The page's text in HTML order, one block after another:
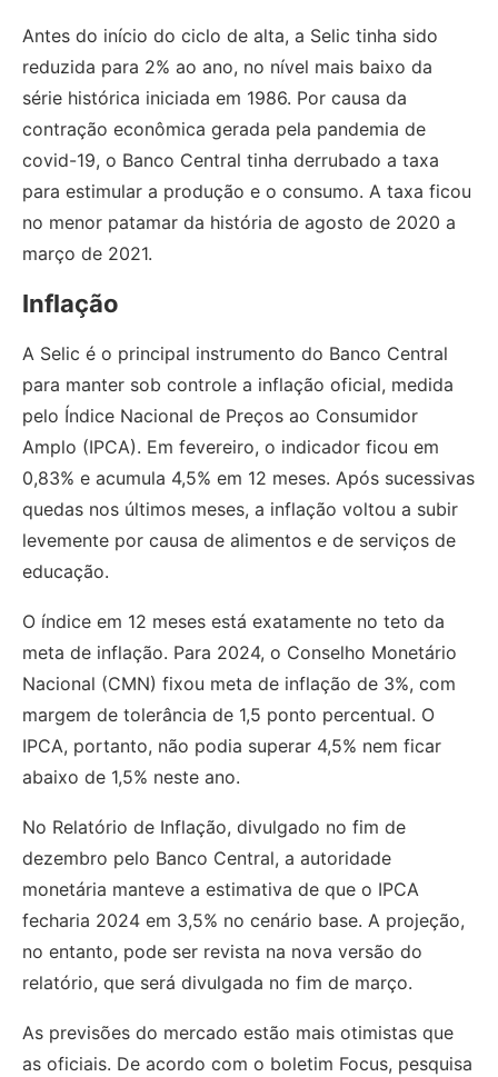
Antes do início do ciclo de alta, a Selic tinha sido
reduzida para 2% ao ano, no nível mais baixo da
série histórica iniciada em 1986. Por causa da
contração econômica gerada pela pandemia de
covid-19, o Banco Central tinha derrubado a taxa
para estimular a produção e o consumo. A taxa ficou
no menor patamar da história de agosto de 2020 a
março de 2021.
Inflação
A Selic é o principal instrumento do Banco Central
para manter sob controle a inflação oficial, medida
pelo Índice Nacional de Preços ao Consumidor
Amplo (IPCA). Em fevereiro, o indicador ficou em
0,83% e acumula 4,5% em 12 meses. Após sucessivas
quedas nos últimos meses, a inflação voltou a subir
levemente por causa de alimentos e de serviços de
educação.
O índice em 12 meses está exatamente no teto da
meta de inflação. Para 2024, o Conselho Monetário
Nacional (CMN) fixou meta de inflação de 3%, com
margem de tolerância de 1,5 ponto percentual. O
IPCA, portanto, não podia superar 4,5% nem ficar
abaixo de 1,5% neste ano.
No Relatório de Inflação, divulgado no fim de
dezembro pelo Banco Central, a autoridade
monetária manteve a estimativa de que o IPCA
fecharia 2024 em 3,5% no cenário base. A projeção,
no entanto, pode ser revista na nova versão do
relatório, que será divulgada no fim de março.
As previsões do mercado estão mais otimistas que
as oficiais. De acordo com o boletim Focus, pesquisa